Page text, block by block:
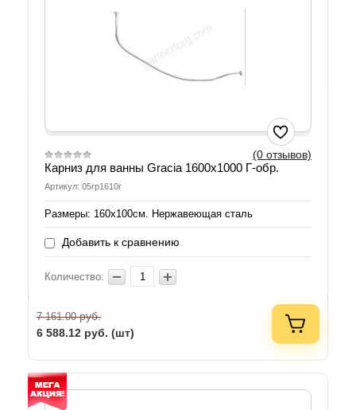
(0 отзывов)
Карниз для ванны Gracia 1600х1000 Г-обр.
Артикул: 05гр1610г
Размеры: 160х100см. Нержавеющая сталь
Добавить к сравнению
Количество:
7 161.00руб.
6 588.12 руб. (шт)